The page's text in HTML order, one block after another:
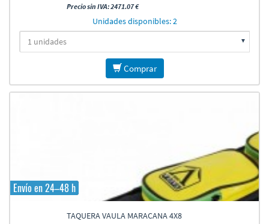
Precio sin IVA: 2471.07 €
Unidades disponibles: 2
Comprar
Envío en 24–48 h
TAQUERA VAULA MARACANA 4X8